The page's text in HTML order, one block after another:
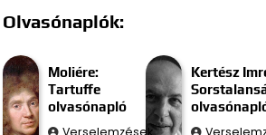
Olvasónaplók:
Moliére:
Tartuffe
olvasónapló
Kertész